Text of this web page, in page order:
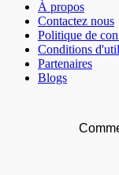
À propos
Contactez nous
Politique de
Conditions
Partenaires
Blogs